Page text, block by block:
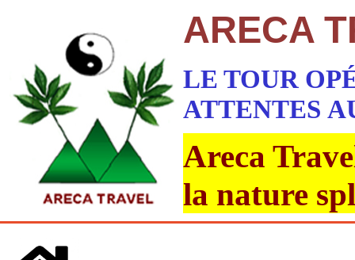
ARECA
LE TOUR
ATTENTES
Areca
la nature